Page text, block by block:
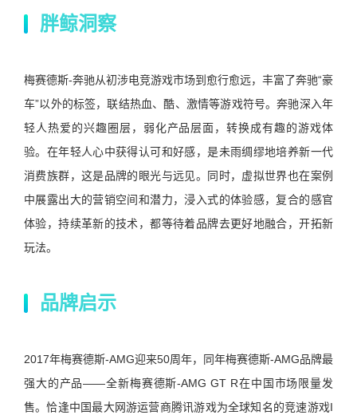
胖鲸洞察
梅赛德斯-奔驰从初涉电竞游戏市场到愈行愈远，丰富了奔驰“豪
车”以外的标签，联结热血、酷、激情等游戏符号。奔驰深入年
轻人热爱的兴趣圈层，弱化产品层面，转换成有趣的游戏体
验。在年轻人心中获得认可和好感，是未雨绸缪地培养新一代
消费族群，这是品牌的眼光与远见。同时，虚拟世界也在案例
中展露出大的营销空间和潜力，浸入式的体验感，复合的感官
体验，持续革新的技术，都等待着品牌去更好地融合，开拓新
玩法。
品牌启示
2017年梅赛德斯-AMG迎来50周年，同年梅赛德斯-AMG品牌最
强大的产品——全新梅赛德斯-AMG GT R在中国市场限量发
售。恰逢中国最大网游运营商腾讯游戏为全球知名的竞速游戏I